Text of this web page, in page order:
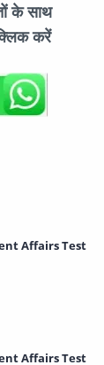
के साथ
करें
Affairs Test
Affairs Test